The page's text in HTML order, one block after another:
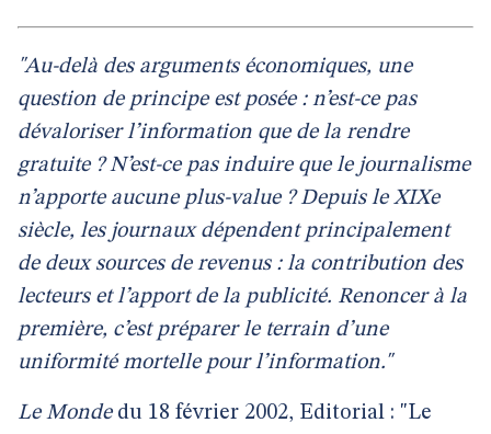
"Au-delà des arguments économiques, une
question de principe est posée : n’est-ce pas
dévaloriser l’information que de la rendre
gratuite ? N’est-ce pas induire que le journalisme
n’apporte aucune plus-value ? Depuis le XIXe
siècle, les journaux dépendent principalement
de deux sources de revenus : la contribution des
lecteurs et l’apport de la publicité. Renoncer à la
première, c’est préparer le terrain d’une
uniformité mortelle pour l’information."
Le Mondedu 18 février 2002, Editorial : "Le